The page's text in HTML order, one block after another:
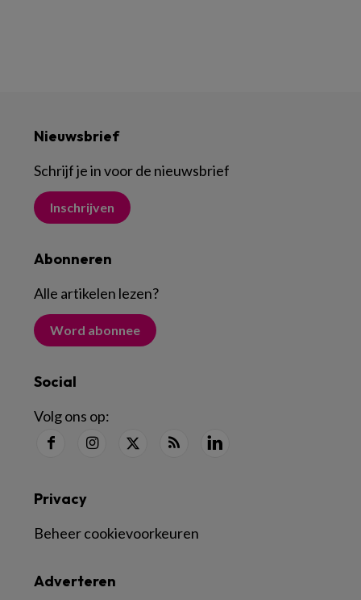
Nieuwsbrief
Schrijf je in voor de nieuwsbrief
Inschrijven
Abonneren
Alle artikelen lezen?
Word abonnee
Social
Volg ons op:
Adverteren
Privacy
Beheer cookievoorkeuren